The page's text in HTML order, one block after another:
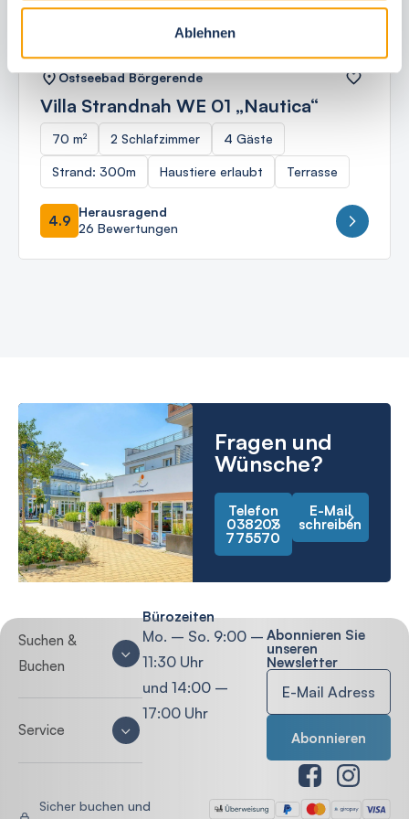
Ablehnen
Ostseebad Börgerende
Villa Strandnah WE 01 „Nautica“
70 m² 2 Schlafzimmer 4 Gäste
Strand: 300m Haustiere erlaubt Terrasse
4.9
Herausragend
26 Bewertungen
Fragen und
Wünsche?
Telefon
038203
775570
E-Mail
schreiben
Suchen &
Buchen
Service
Bürozeiten
Mo. – So. 9:00 –
11:30 Uhr
und 14:00 –
17:00 Uhr
Abonnieren Sie
unseren
Newsletter
Sicher buchen und